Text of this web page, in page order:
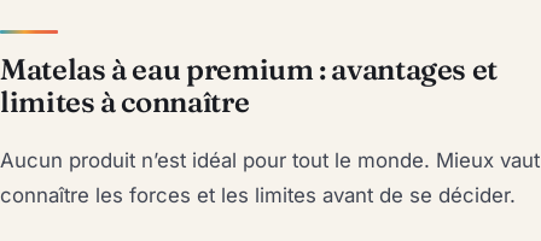
Matelas à eau premium : avantages et
limites à connaître
Aucun produit n’est idéal pour tout le monde. Mieux vaut
connaître les forces et les limites avant de se décider.